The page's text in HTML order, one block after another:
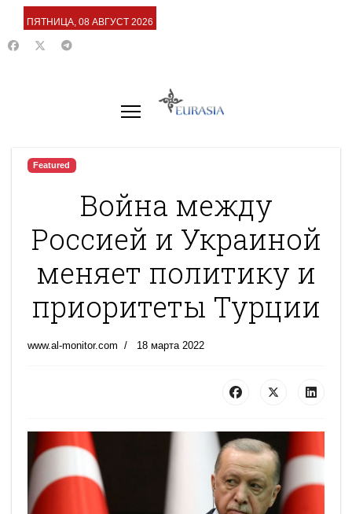
ПЯТНИЦА, 08 АВГУСТ 2026
Featured
Война между
Россией и Украиной
меняет политику и
приоритеты Турции
www.al-monitor.com 18 марта 2022